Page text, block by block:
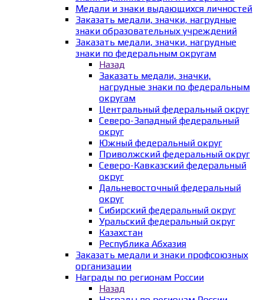
Медали и знаки выдающихся личностей
Заказать медали, значки, нагрудные
знаки образовательных учреждений
Заказать медали, значки, нагрудные
знаки по федеральным округам
Назад
Заказать медали, значки,
нагрудные знаки по федеральным
округам
Центральный федеральный округ
Северо-Западный федеральный
округ
Южный федеральный округ
Приволжский федеральный округ
Северо-Кавказский федеральный
округ
Дальневосточный федеральный
округ
Сибирский федеральный округ
Уральский федеральный округ
Казахстан
Республика Абхазия
Заказать медали и знаки профсоюзных
организации
Награды по регионам России
Назад